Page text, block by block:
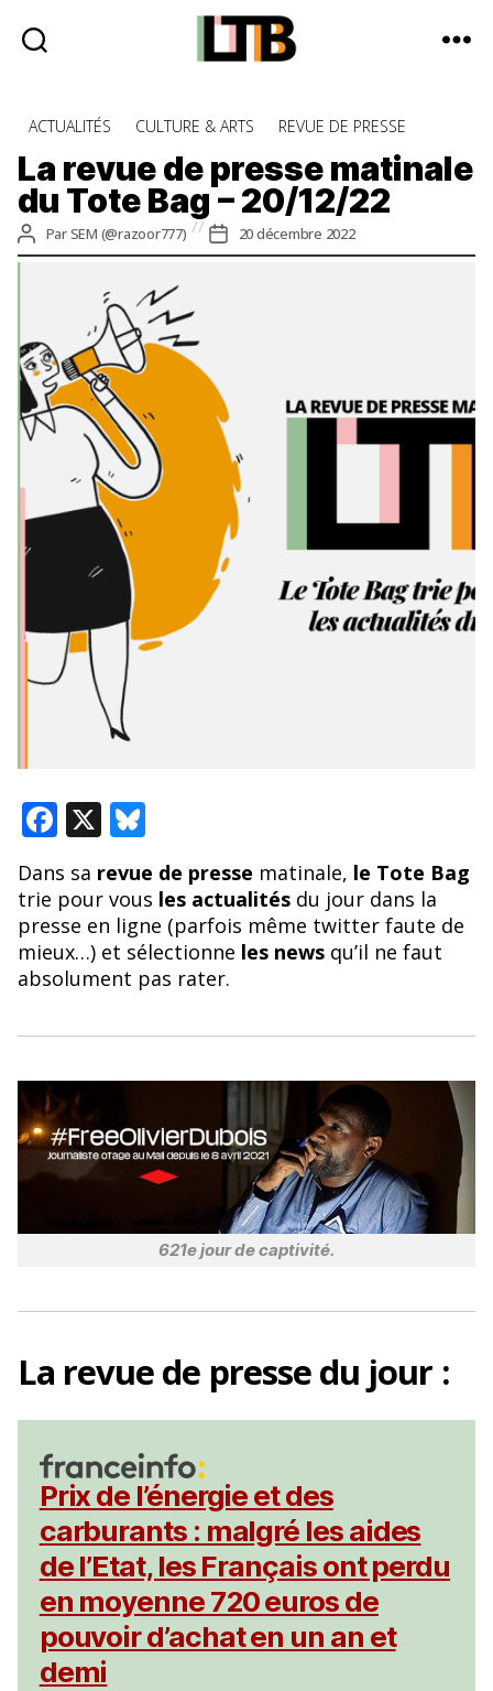
Bag
-
Média
d'information
quotidienne
Catégories
ACTUALITÉS CULTURE & ARTS REVUE DE PRESSE
La revue de presse matinale
du Tote Bag – 20/12/22
Auteur
de
ParSEM (@razoor777)
Date
de
20 décembre 2022
F
e
b
o
o
k
X Bl
u
e
sk
y
Dans sa revue de presse matinale, le Tote Bag
trie pour vous les actualitésdu jour dans la
presse en ligne (parfois même twitter faute de
mieux…) et sélectionne les newsqu’il ne faut
absolument pas rater.
621e jour de captivité.
La revue de pressedu jour :
Prix de l’énergie et des
carburants : malgré les aides
de l’Etat, les Français ont perdu
en moyenne 720 euros de
pouvoir d’achat en un an et
demi